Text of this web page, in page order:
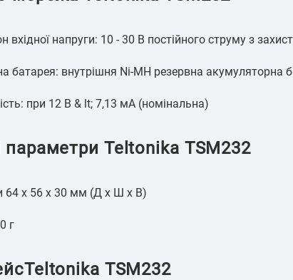
вхідної напруги: 10 - 30 В постійного струму з
батарея: внутрішня Ni-MH резервна акумуляторна
при 12 В & lt; 7,13 мА (номінальна)
параметри Teltonika TSM232
64 х 56 х 30 мм (Д х Ш х В)
г
TSM232